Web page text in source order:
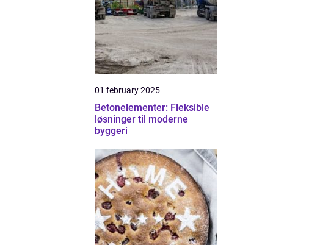
01 february 2025
Betonelementer: Fleksible
løsninger til moderne
byggeri